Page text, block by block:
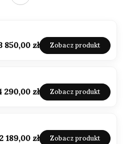
850,00 zł Zobacz produkt
290,00 zł Zobacz produkt
Cena
2 189,00 zł Zobacz produkt